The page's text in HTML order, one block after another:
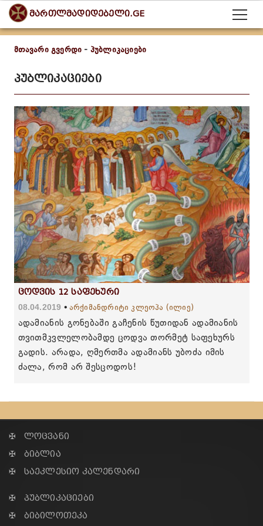
მართლმადიდებელი.GE
მთავარი გვერდი - პუბლიკაციები
პუბლიკაციები
ცოდვის 12 საფეხური
08.04.2019 არქიმანდრიტი კლეოპა (ილიე)
ადამიანის გონებაში გაჩენის წუთიდან ადამიანის
თვითმკვლელობამდე ცოდვა თორმეტ საფეხურს
გადის. არადა, ღმერთმა ადამიანს უბოძა იმის
ძალა, რომ არ შესცოდოს!
✠ ლოცვანი
✠ ბიბლია
✠ საეკლესიო კალენდარი
✠ პუბლიკაციები
✠ ბიბილოთეკა